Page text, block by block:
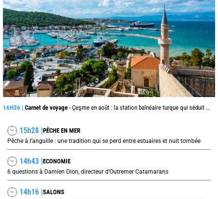
16H36 | Carnet de voyage - Çeşme en août : la station balnéaire turque qui séduit jusque de l’autre côté de la mer Égée
15h28 |PÊCHE EN MER
Pêche à l’anguille : une tradition qui se perd entre estuaires et nuit tombée
14h43 |ECONOMIE
6 questions à Damien Dion, directeur d’Outremer Catamarans
14h16 |SALONS